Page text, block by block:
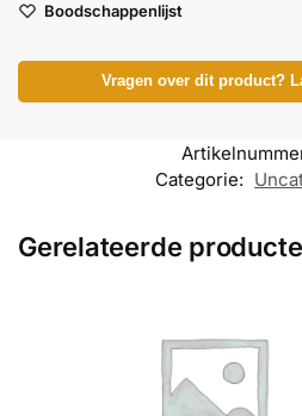
Boodschappenlijst
Vragen over dit product?
Categorie:
Gerelateerde